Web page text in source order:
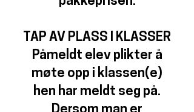
TAP AV PLASS I KLASSER
Påmeldt elev plikter å
møte opp i klassen(e)
hen har meldt seg på.